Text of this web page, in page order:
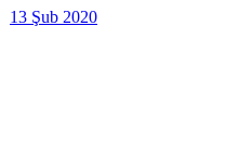
13 Şub 2020